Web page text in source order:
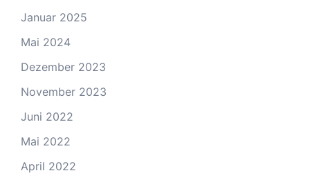
Januar 2025
Mai 2024
Dezember 2023
November 2023
Juni 2022
Mai 2022
April 2022